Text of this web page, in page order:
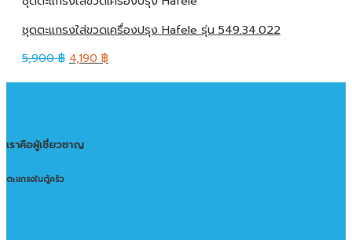
ชุดตะแกรงใส่ขวดเครื่องปรุง Hafele รุ่น 549.34.022
5,900฿ 4,190 ฿
เราคือผู้เชี่ยวชาญ
ตะแกรงในตู้ครัว